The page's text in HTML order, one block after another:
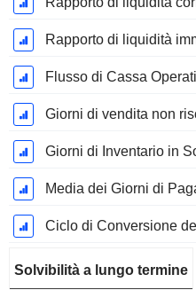
Rapporto di liquidità
Giorni di vendita non
Media dei Giorni di
Ciclo di Conversione
Solvibilità a lungo termine